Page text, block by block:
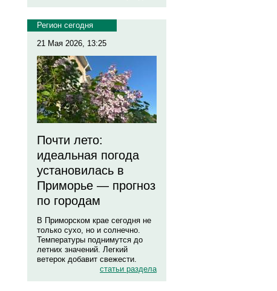
Регион сегодня
21 Мая 2026, 13:25
Почти лето:
идеальная погода
установилась в
Приморье — прогноз
по городам
В Приморском крае сегодня не
только сухо, но и солнечно.
Температуры поднимутся до
летних значений. Легкий
ветерок добавит свежести.
статьи раздела